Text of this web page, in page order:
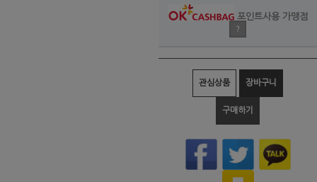
포인트사용 가맹점
?
관심상품 장바구니
구매하기